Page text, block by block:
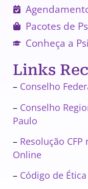
Pacotes de
Conheça a
Links
– Conselho
– Conselho
Paulo
– Resolução
Online
– Código de